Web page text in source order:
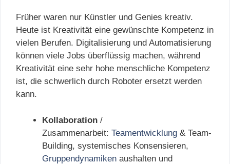
Früher waren nur Künstler und Genies kreativ.
Heute ist Kreativität eine gewünschte Kompetenz in
vielen Berufen. Digitalisierung und Automatisierung
können viele Jobs überflüssig machen, während
Kreativität eine sehr hohe menschliche Kompetenz
ist, die schwerlich durch Roboter ersetzt werden
kann.
Kollaboration /
Zusammenarbeit: Teamentwicklung & Team-
Building, systemisches Konsensieren,
Gruppendynamiken aushalten und